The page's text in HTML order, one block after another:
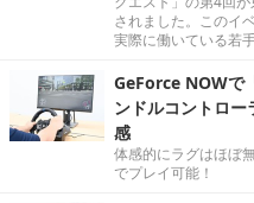
されました。このイ
実際に働いている若
GeForce NOWで
ンドルコントロ
感
体感的にラグはほぼ
でプレイ可能！